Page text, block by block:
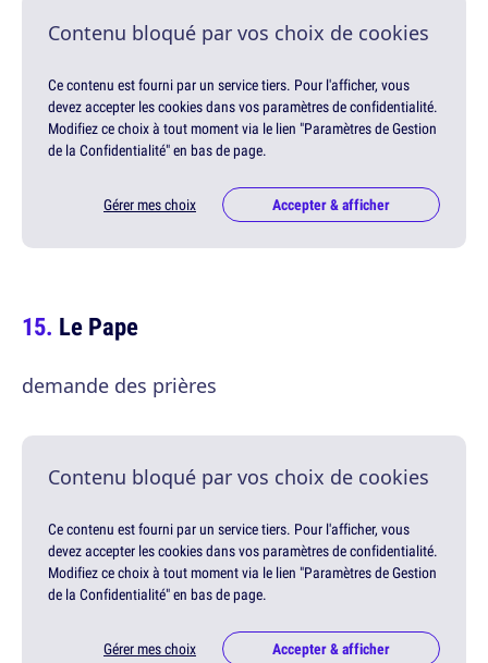
Contenu bloqué par vos choix de cookies
Ce contenu est fourni par un service tiers. Pour l'afficher, vous
devez accepter les cookies dans vos paramètres de confidentialité.
Modifiez ce choix à tout moment via le lien "Paramètres de Gestion
de la Confidentialité" en bas de page.
Gérer mes choix Accepter & afficher
Le Pape
demande des prières
Contenu bloqué par vos choix de cookies
Ce contenu est fourni par un service tiers. Pour l'afficher, vous
devez accepter les cookies dans vos paramètres de confidentialité.
Modifiez ce choix à tout moment via le lien "Paramètres de Gestion
de la Confidentialité" en bas de page.
Gérer mes choix Accepter & afficher